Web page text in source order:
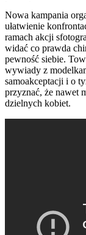
Nowa kampania
ułatwienie
ramach akcji
widać co prawda
pewność siebie.
wywiady z
samoakceptacji i o
przyznać, że nawet
dzielnych kobiet.